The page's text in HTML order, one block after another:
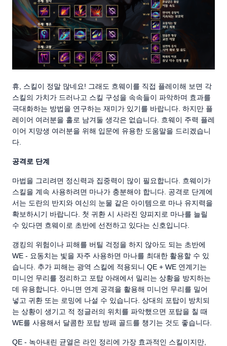
휴, 스킬이 정말 많네요! 그래도 흐웨이를 직접 플레이해 보면 각
스킬의 가치가 드러나고 스킬 구성을 속속들이 파악하며 효과를
극대화하는 방법을 연구하는 재미가 있기를 바랍니다. 하지만 플
레이어 여러분을 홀로 남겨둘 생각은 없습니다. 흐웨이 주력 플레
이어 지망생 여러분을 위해 입문에 유용한 도움말을 드리겠습니
다.
공격로 단계
마법을 그리려면 정신력과 집중력이 많이 필요합니다. 흐웨이가
스킬을 계속 사용하려면 마나가 충분해야 합니다. 공격로 단계에
서는 도란의 반지와 여신의 눈물 같은 아이템으로 마나 유지력을
확보하시기 바랍니다. 첫 귀환 시 사라진 양피지로 마나를 늘릴
수 있다면 흐웨이로 초반에 선전하고 있다는 신호입니다.
갱킹의 위험이나 피해를 버틸 걱정을 하지 않아도 되는 초반에
WE - 요동치는 빛을 자주 사용하면 마나를 최대한 활용할 수 있
습니다. 추가 피해는 광역 스킬에 적용되니 QE + WE 연계기는
미니언 무리를 정리하고 포탑 아래에서 밀리는 상황을 방지하는
데 유용합니다. 아니면 연계 공격을 활용해 미니언 무리를 밀어
넣고 귀환 또는 로밍에 나설 수 있습니다. 상대의 포탑이 방치되
는 상황이 생기고 적 정글러의 위치를 파악했으면 포탑을 칠 때
WE를 사용해서 달콤한 포탑 방패 골드를 챙기는 것도 좋습니다.
QE - 녹아내린 균열은 라인 정리에 가장 효과적인 스킬이지만,